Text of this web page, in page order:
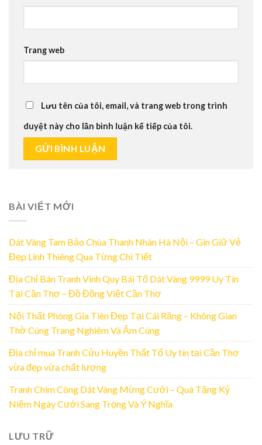
Trang web
Lưu tên của tôi, email, và trang web trong trình
duyệt này cho lần bình luận kế tiếp của tôi.
BÀI VIẾT MỚI
Dát Vàng Tam Bảo Chùa Thanh Nhàn Hà Nội – Gìn Giữ Vẻ
Đẹp Linh Thiêng Qua Từng Chi Tiết
Địa Chỉ Bán Tranh Vinh Quy Bái Tổ Dát Vàng 9999 Uy Tín
Tại Cần Thơ – Đồ Đồng Việt Cần Thơ
Nội Thất Phòng Gia Tiên Đẹp Tại Cái Răng – Không Gian
Thờ Cúng Trang Nghiêm Và Ấm Cúng
Địa chỉ mua Tranh Cửu Huyền Thất Tổ Uy tín tại Cần Thơ
vừa đẹp vừa chất lượng
Tranh Chim Công Dát Vàng Mừng Cưới – Quà Tặng Kỷ
Niệm Ngày Cưới Sang Trọng Và Ý Nghĩa
LƯU TRỮ